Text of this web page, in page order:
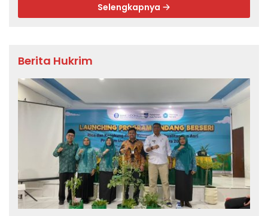
Selengkapnya
Berita Hukrim